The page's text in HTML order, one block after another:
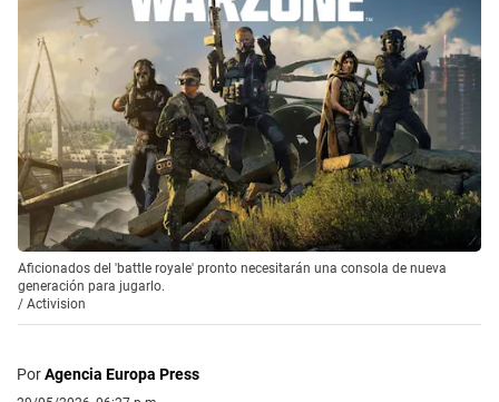
Aficionados del 'battle royale' pronto necesitarán una consola de nueva
generación para jugarlo.
/ Activision
PorAgencia Europa Press